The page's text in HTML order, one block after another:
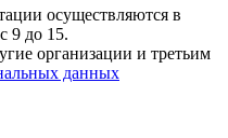
осуществляются в
9 до 15.
организации и третьим
данных